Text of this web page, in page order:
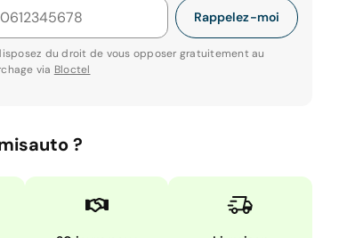
Rappelez-moi
du droit de vous opposer gratuitement au
via Bloctel
?